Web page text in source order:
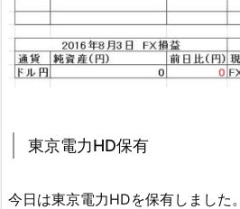
東京電力HD保有
今日は東京電力HDを保有しました。